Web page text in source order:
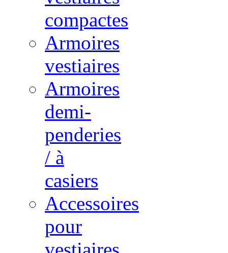
compactes
Armoires
vestiaires
Armoires
demi-
penderies
/ à
casiers
Accessoires
pour